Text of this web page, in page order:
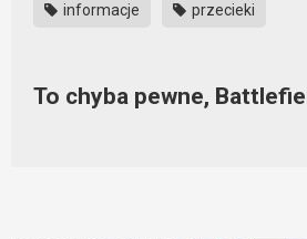
informacje przecieki
To chyba pewne,